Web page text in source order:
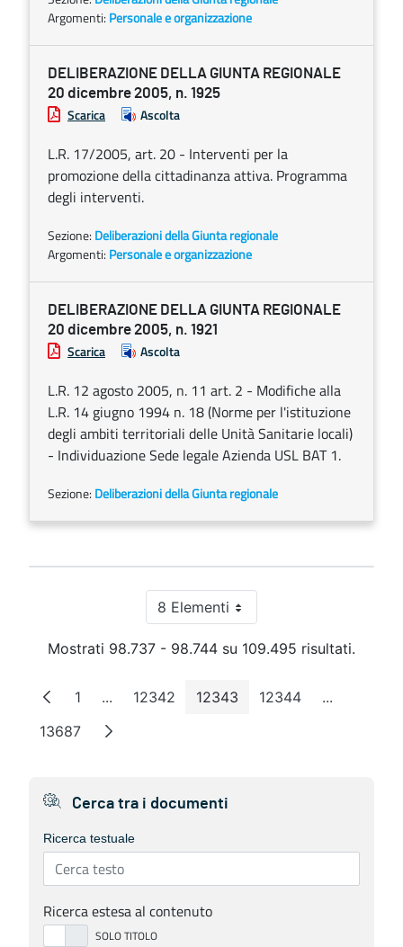
Argomenti: Personale e organizzazione
DELIBERAZIONE DELLA GIUNTA REGIONALE
20 dicembre 2005, n. 1925
Scarica Ascolta
L.R. 17/2005, art. 20 - Interventi per la
promozione della cittadinanza attiva. Programma
degli interventi.
Sezione: Deliberazioni della Giunta regionale
Argomenti: Personale e organizzazione
DELIBERAZIONE DELLA GIUNTA REGIONALE
20 dicembre 2005, n. 1921
Scarica Ascolta
L.R. 12 agosto 2005, n. 11 art. 2 - Modifiche alla
L.R. 14 giugno 1994 n. 18 (Norme per l'istituzione
degli ambiti territoriali delle Unità Sanitarie locali)
- Individuazione Sede legale Azienda USL BAT 1.
Sezione: Deliberazioni della Giunta regionale
8 ElementiPer pagina
Mostrati 98.737 - 98.744 su 109.495 risultati.
Pagina
1 ...Pagine intermedie
Pagina
12342 Pagina
12343 Pagina
12344 ...Pagine
Pagina
13687
Cerca tra i documenti
Ricerca testuale
Ricerca estesa al contenuto